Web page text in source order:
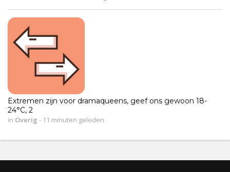
Extremen zijn voor dramaqueens, geef ons gewoon 18-
24°C, 2
in Overig - 11 minuten geleden